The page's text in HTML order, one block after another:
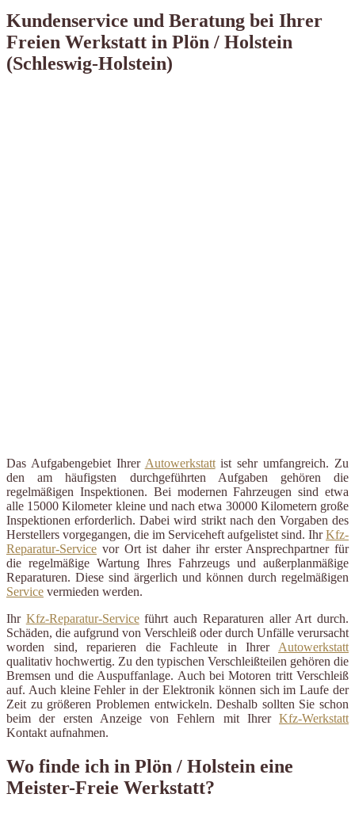
Kundenservice und Beratung bei Ihrer
Freien Werkstatt in Plön / Holstein
(Schleswig-Holstein)
Das Aufgabengebiet Ihrer Autowerkstattist sehr umfangreich. Zu
den am häufigsten durchgeführten Aufgaben gehören die
regelmäßigen Inspektionen. Bei modernen Fahrzeugen sind etwa
alle 15000 Kilometer kleine und nach etwa 30000 Kilometern große
Inspektionen erforderlich. Dabei wird strikt nach den Vorgaben des
Herstellers vorgegangen, die im Serviceheft aufgelistet sind. IhrKfz-
Reparatur-Service vor Ort ist daher ihr erster Ansprechpartner für
die regelmäßige Wartung Ihres Fahrzeugs und außerplanmäßige
Reparaturen. Diese sind ärgerlich und können durch regelmäßigen
Service vermieden werden.
Ihr Kfz-Reparatur-Serviceführt auch Reparaturen aller Art durch.
Schäden, die aufgrund von Verschleiß oder durch Unfälle verursacht
worden sind, reparieren die Fachleute in Ihrer Autowerkstatt
qualitativ hochwertig. Zu den typischen Verschleißteilen gehören die
Bremsen und die Auspuffanlage. Auch bei Motoren tritt Verschleiß
auf. Auch kleine Fehler in der Elektronik können sich im Laufe der
Zeit zu größeren Problemen entwickeln. Deshalb sollten Sie schon
beim der ersten Anzeige von Fehlern mit Ihrer Kfz-Werkstatt
Kontakt aufnahmen.
Wo finde ich in Plön / Holstein eine
Meister-Freie Werkstatt?